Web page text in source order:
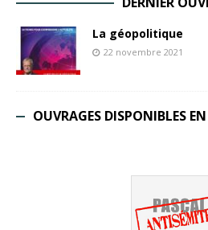
La géopolitique
22 novembre 2021
OUVRAGES DISPONIBLES